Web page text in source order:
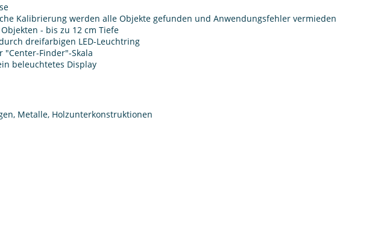
Kalibrierung werden alle Objekte gefunden und Anwendungsfehler vermieden
- bis zu 12 cm Tiefe
dreifarbigen LED-Leuchtring
Finder"-Skala
beleuchtetes Display
Metalle, Holzunterkonstruktionen